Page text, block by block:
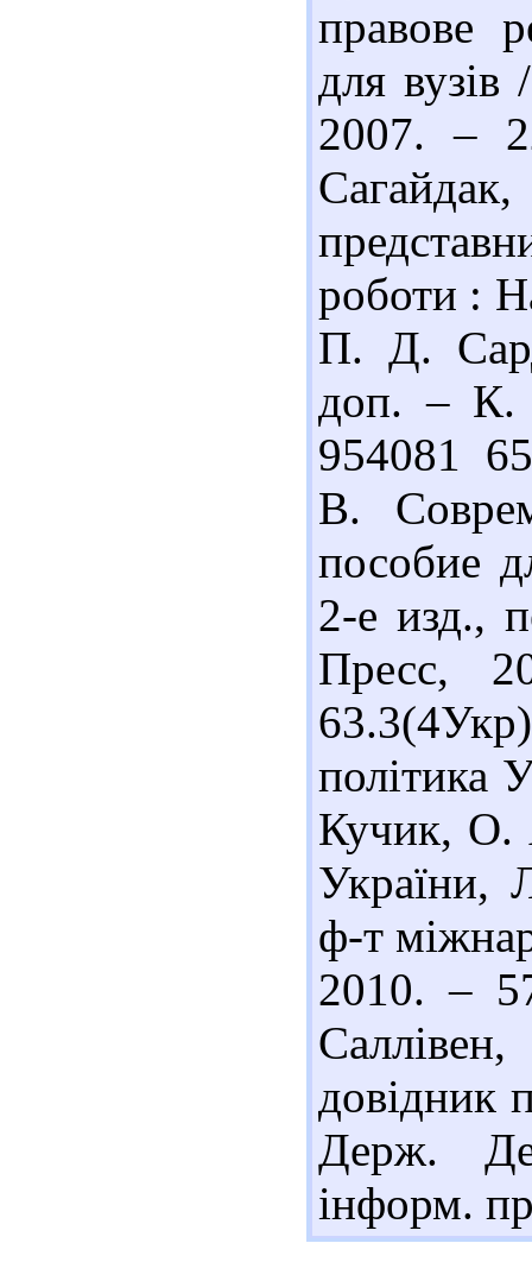
правове
для
2007. –
роботи :
П. Д.
доп. – К.
954081
В.
пособие
2-е изд.,
Пресс,
політика
Кучик, О.
України,
ф-т
2010. –
довідник
Держ.
інформ.